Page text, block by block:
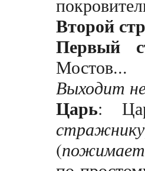
Второй
Первый
Мостов...
Выходит
Царь:
стражнику
(пожимает